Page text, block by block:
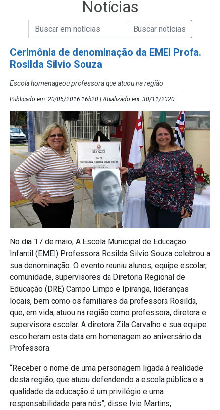
Notícias
Campo de Busca de Notícias
Campo de Busca de informaçõesEnviar a Busca de Notícias
Cerimônia de denominação da EMEI Profa.
Rosilda Silvio Souza
Escola homenageou professora que atuou na região
Publicado em: 20/05/2016 16h20 | Atualizado em: 30/11/2020
No dia 17 de maio, A Escola Municipal de Educação
Infantil (EMEI) Professora Rosilda Silvio Souza celebrou a
sua denominação. O evento reuniu alunos, equipe escolar,
comunidade, supervisores da Diretoria Regional de
Educação (DRE) Campo Limpo e Ipiranga, lideranças
locais, bem como os familiares da professora Rosilda,
que, em vida, atuou na região como professora, diretora e
supervisora escolar. A diretora Zila Carvalho e sua equipe
escolheram esta data em homenagem ao aniversário da
Professora.
“Receber o nome de uma personagem ligada à realidade
desta região, que atuou defendendo a escola pública e a
qualidade da educação é um privilégio e uma
responsabilidade para nós”, disse Ivie Martins,